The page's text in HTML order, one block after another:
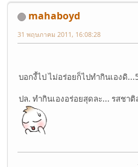
mahaboyd
31 พฤษภาคม 2011, 16:08:28
บอกงี้ไป ไม่อร่อยก็ไปทำกินเองดิ
ปล. ทำกินเองอร่อยสุดละ... รสชา